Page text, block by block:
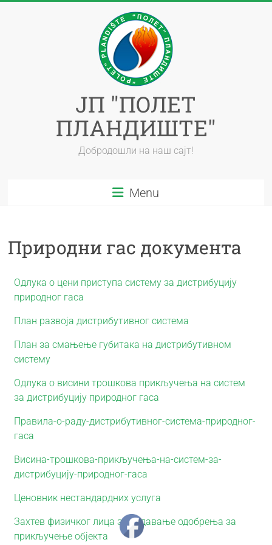
ЈП "ПОЛЕТ
ПЛАНДИШТЕ"
Добродошли на наш сајт!
Menu
Природни гас документа
Одлука о цени приступа систему за дистрибуцију
природног гаса
План развоја дистрибутивног система
План за смањење губитака на дистрибутивном
систему
Одлука о висини трошкова прикључења на систем
за дистрибуцију природног гаса
Правила-о-раду-дистрибутивног-система-природног-
гаса
Висина-трошкова-прикључења-на-систем-за-
дистрибуцију-природног-гаса
Ценовник нестандардних услуга
Захтев физичког лица за издавање одобрења за
прикључење објекта